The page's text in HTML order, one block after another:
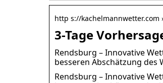
http s://kachelmannwetter.com
3-Tage
Rendsburg – Innovative
besseren Abschätzung
Rendsburg – Innovative